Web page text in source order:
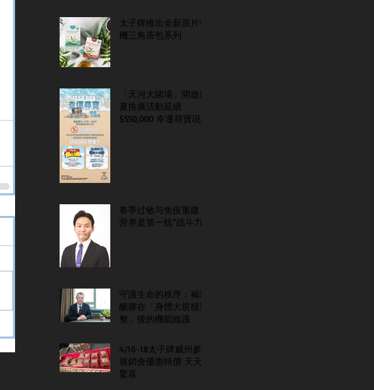
太子牌推出全新原片有
機三角茶包系列
「天河大賭場」開啟盛
夏推廣活動延續
$550,000 幸運尋寶現金
春季过敏与免疫重建：
营养是第一线“战斗力”
守護生命的秩序：褐藻
醣膠在「身體大規模重
整」後的機能維護
4/16-18太子牌威州參
展銷會優惠特價 天天
驚喜